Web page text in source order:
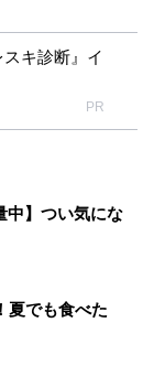
スキ診断』イ
PR
中】つい気にな
夏でも食べた